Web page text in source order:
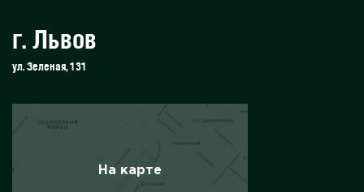
г. Львов
ул. Зеленая, 131
На карте